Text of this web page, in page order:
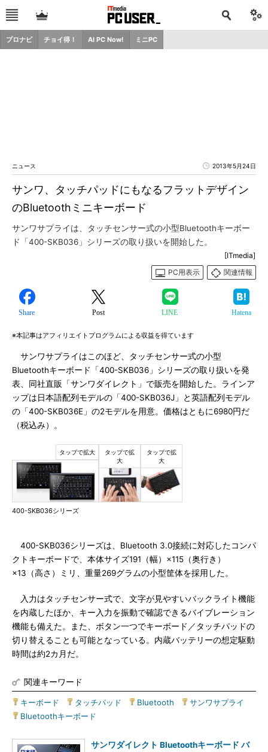
プロナビ チョイ得！ AI PC Now! ミニPC
ニュース 2013年5月24日
サンワ、タッチパッドにもなるフラットデザイン
のBluetoothミニキーボード
サンワサプライは、タッチセンサー式の小型Bluetoothキーボー
ド「400-SKB036」シリーズの取り扱いを開始した。
[ITmedia]
PC用表示
関連情報
Share Post LINE Hatena
※本記事はアフィリエイトプログラムによる収益を得ています
サンワサプライはこのほど、タッチセンサー式の小型
Bluetoothキーボード「400-SKB036」シリーズの取り扱いを発
表、同社直販「サンワダイレクト」で販売を開始した。ラインア
ップは日本語配列モデルの「400-SKB036J」と英語配列モデル
の「400-SKB036E」の2モデルを用意。価格はともに6980円だ
（税込み）。
400-SKB036シリーズ
400-SKB036シリーズは、Bluetooth 3.0接続に対応したコンパ
クトキーボードで、本体サイズ191（幅）×115（奥行き）
×13（高さ）ミリ、重量269グラムの小型筐体を採用した。
入力はタッチセンサー式で、文字が見やすいバックライト機能
を内蔵したほか、キー入力を振動で確認できるバイブレーション
機能も備えた。また、ボタン一つでキーボード／タッチパッドの
切り替えることも可能となっている。内蔵バッテリーの想定駆動
時間は約2カ月だ。
関連キーワード
キーボード タッチパッド Bluetooth サンワサプライ
Bluetoothキーボード
サンワダイレクト Bluetoothキーボード バ